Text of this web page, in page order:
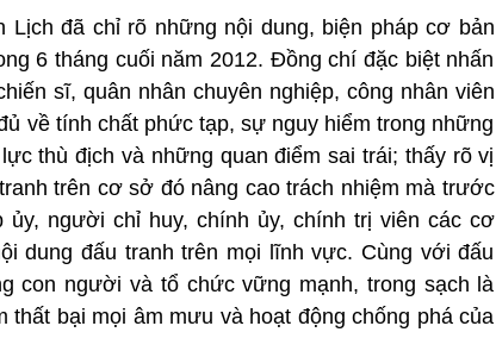
đã chỉ rõ những nội dung, biện pháp cơ bản
6 tháng cuối năm 2012. Đồng chí đặc biệt nhấn
sĩ, quân nhân chuyên nghiệp, công nhân viên
về tính chất phức tạp, sự nguy hiểm trong những
thù địch và những quan điểm sai trái; thấy rõ vị
trên cơ sở đó nâng cao trách nhiệm mà trước
người chỉ huy, chính ủy, chính trị viên các cơ
dung đấu tranh trên mọi lĩnh vực. Cùng với đấu
con người và tổ chức vững mạnh, trong sạch là
thất bại mọi âm mưu và hoạt động chống phá của